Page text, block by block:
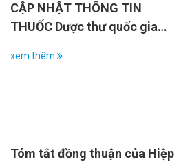
CẬP NHẬT THÔNG TIN
THUỐC Dược thư quốc gia
chỉ định của dapagliflozin
xem thêm
Tóm tắt đồng thuận của Hiệp